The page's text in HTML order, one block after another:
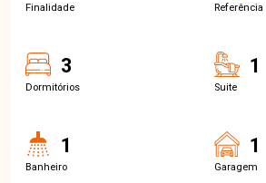
Finalidade Referência
3
Dormitórios
1
Suite
1
Banheiro
1
Garagem